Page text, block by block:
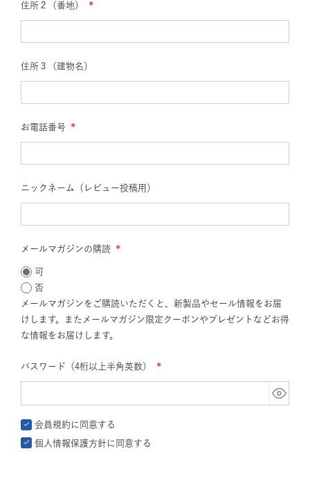
住所２（番地）
(必
住所３（建物名）
お電話番号
(必
ニックネーム（レビュー投稿用）
メールマガジンの購読
可
否
メールマガジンをご購読いただくと、新製品やセール情報をお届
けします。またメールマガジン限定クーポンやプレゼントなどお得
な情報をお届けします。
パスワード（4桁以上半角英数）
(必
会員規約 に同意する
個人情報保護方針に同意する